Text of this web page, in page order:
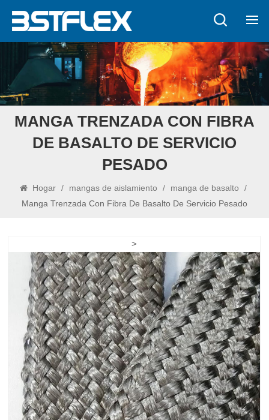
MANGA TRENZADA CON FIBRA
DE BASALTO DE SERVICIO
PESADO
Hogar / mangas de aislamiento / manga de basalto
/
Manga Trenzada Con Fibra De Basalto De Servicio Pesado
>